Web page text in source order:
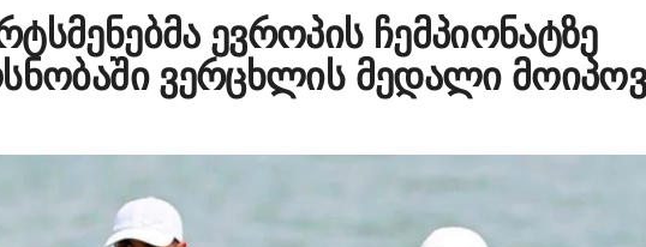
ევროპის ჩემპიონატზე
ვერცხლის მედალი